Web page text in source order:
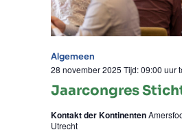
Algemeen
Jaarcongres
28 november 2025 Tijd: 09:00 uur
Kontakt der Kontinenten
Utrecht